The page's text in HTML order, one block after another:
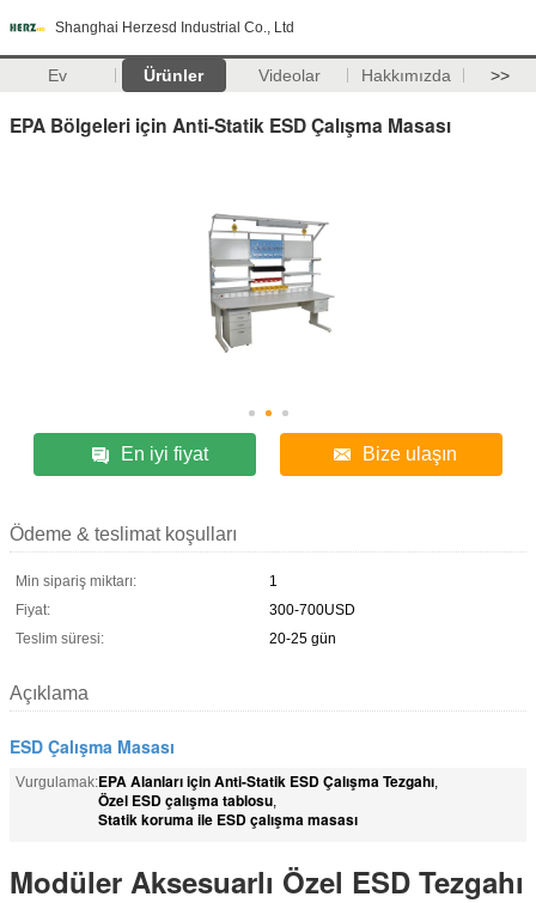
Shanghai Herzesd Industrial Co., Ltd
Ev Ürünler Videolar Hakkımızda >>
EPA Bölgeleri için Anti-Statik ESD Çalışma Masası
En iyi fiyat Bize ulaşın
Ödeme & teslimat koşulları
Min sipariş miktarı:
1
Fiyat:
300-700USD
Teslim süresi:
20-25 gün
Açıklama
ESD Çalışma Masası
Vurgulamak:EPA Alanları için Anti-Statik ESD Çalışma Tezgahı,
Özel ESD çalışma tablosu,
Statik koruma ile ESD çalışma masası
Modüler Aksesuarlı Özel ESD Tezgahı